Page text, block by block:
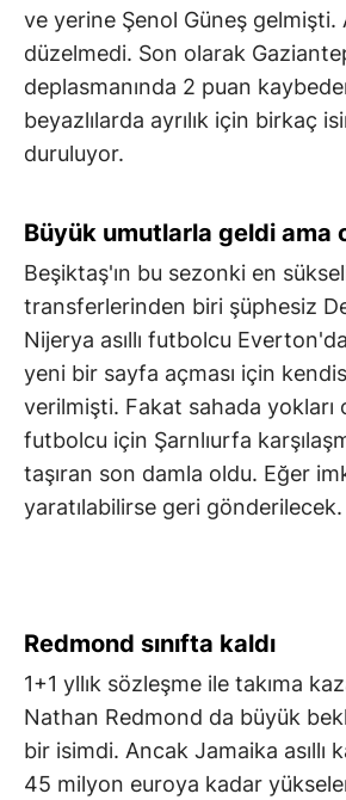
ve yerine Şenol Güneş gelmişti.
düzelmedi. Son olarak
deplasmanında 2 puan
beyazlılarda ayrılık için birkaç
duruluyor.
Büyük umutlarla geldi ama
Beşiktaş'ın bu sezonki en
transferlerinden biri şüphesiz
Nijerya asıllı futbolcu
yeni bir sayfa açması için
verilmişti. Fakat sahada yokları
futbolcu için Şarnlıurfa
taşıran son damla oldu. Eğer
yaratılabilirse geri gönderilecek.
Redmond sınıfta kaldı
1+1 yllık sözleşme ile takıma
Nathan Redmond da büyük
bir isimdi. Ancak Jamaika asıllı
45 milyon euroya kadar